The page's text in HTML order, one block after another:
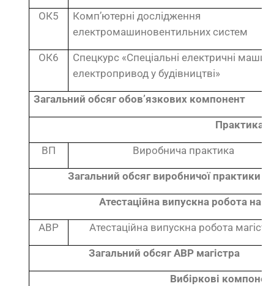
ОК5
Комп’ютерні дослідження
електромашиновентильних систем
ОК6
Спецкурс «Спеціальні електричні
електропривод у будівництві»
Загальний обсяг обов’язкових компонент
Практика
ВП Виробнича практика
Загальний обсяг виробничої практики
Атестаційна випускна робота на
АВР Атестаційна випускна робота
Загальний обсяг АВР магістра
Вибіркові